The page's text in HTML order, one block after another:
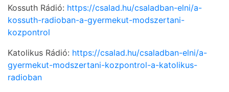
Kossuth Rádió: https://csalad.hu/csaladban-elni/a-
kossuth-radioban-a-gyermekut-modszertani-
kozpontrol
Katolikus Rádió: https://csalad.hu/csaladban-elni/a-
gyermekut-modszertani-kozpontrol-a-katolikus-
radioban